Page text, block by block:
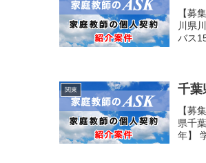
【募
川県
バス
関東 千葉
【募
県千
年】